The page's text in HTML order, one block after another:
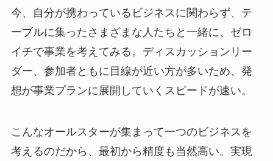
今、自分が携わっているビジネスに関わらず、テ
ーブルに集ったさまざまな人たちと一緒に、ゼロ
イチで事業を考えてみる。ディスカッションリー
ダー、参加者ともに目線が近い方が多いため、発
想が事業プランに展開していくスピードが速い。
こんなオールスターが集まって一つのビジネスを
考えるのだから、最初から精度も当然高い。実現